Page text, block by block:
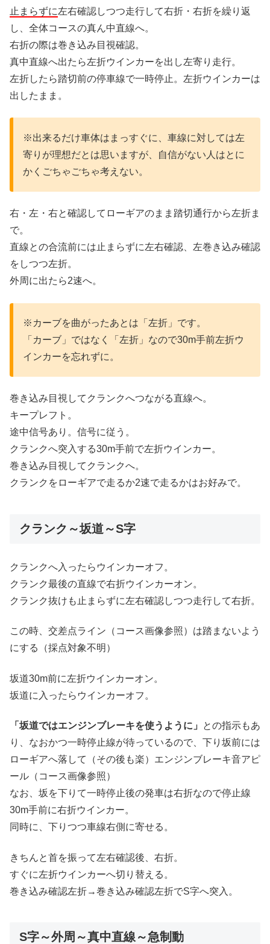
止まらずに左右確認しつつ走行して右折・右折を繰り返
し、全体コースの真ん中直線へ。
右折の際は巻き込み目視確認。
真中直線へ出たら左折ウインカーを出し左寄り走行。
左折したら踏切前の停車線で一時停止。左折ウインカーは
出したまま。
※出来るだけ車体はまっすぐに、車線に対しては左
寄りが理想だとは思いますが、自信がない人はとに
かくごちゃごちゃ考えない。
右・左・右と確認してローギアのまま踏切通行から左折ま
で。
直線との合流前には止まらずに左右確認、左巻き込み確認
をしつつ左折。
外周に出たら2速へ。
※カーブを曲がったあとは「左折」です。
「カーブ」ではなく「左折」なので30m手前左折ウ
インカーを忘れずに。
巻き込み目視してクランクへつながる直線へ。
キープレフト。
途中信号あり。信号に従う。
クランクへ突入する30m手前で左折ウインカー。
巻き込み目視してクランクへ。
クランクをローギアで走るか2速で走るかはお好みで。
クランク～坂道～S字
クランクへ入ったらウインカーオフ。
クランク最後の直線で右折ウインカーオン。
クランク抜けも止まらずに左右確認しつつ走行して右折。
この時、交差点ライン（コース画像参照）は踏まないよう
にする（採点対象不明）
坂道30m前に左折ウインカーオン。
坂道に入ったらウインカーオフ。
「坂道ではエンジンブレーキを使うように」
との指示もあ
り、なおかつ一時停止線が待っているので、下り坂前には
ローギアへ落して（その後も楽）エンジンブレーキ音アピ
ール（コース画像参照）
なお、坂を下りて一時停止後の発車は右折なので停止線
30m手前に右折ウインカー。
同時に、下りつつ車線右側に寄せる。
きちんと首を振って左右確認後、右折。
すぐに左折ウインカーへ切り替える。
巻き込み確認左折→巻き込み確認左折でS字へ突入。
S字～外周～真中直線～急制動